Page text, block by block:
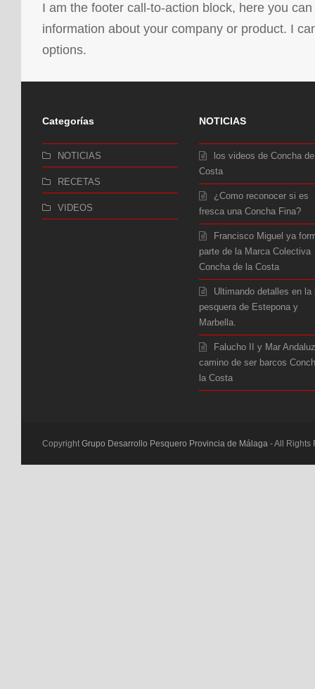
I am the footer call-to-action block, here you
information about your company or product. I
options.
Categorías
NOTICIAS
RECETAS
VIDEOS
NOTICIAS
los videos de Concha
Costa
¿Como reconocer si es
fresca una Concha Fina?
Francisco Miguel ya
parte de la Marca Colectiva
Concha de la Costa
Ultimando detalles en la
pesquera de Estepona y
Marbella.
Falucho II y Mar Andaluz
camino de ser barcos
la Costa
Copyright Grupo Desarrollo Pesquero Provincia de Málaga - All Rights